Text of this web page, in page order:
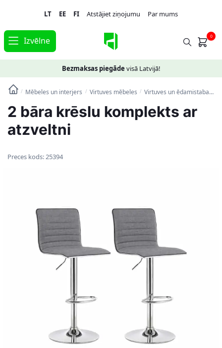
navigation
content
LT EE FI Atstājiet ziņojumu Par mums
Izvēlne 0
Bezmaksas piegāde visā Latvijā!
/ Mēbeles un interjers / Virtuves mēbeles / Virtuves un ēdamistabas krēsli
2 bāra krēslu komplekts ar
atzveltni
Preces kods:25394